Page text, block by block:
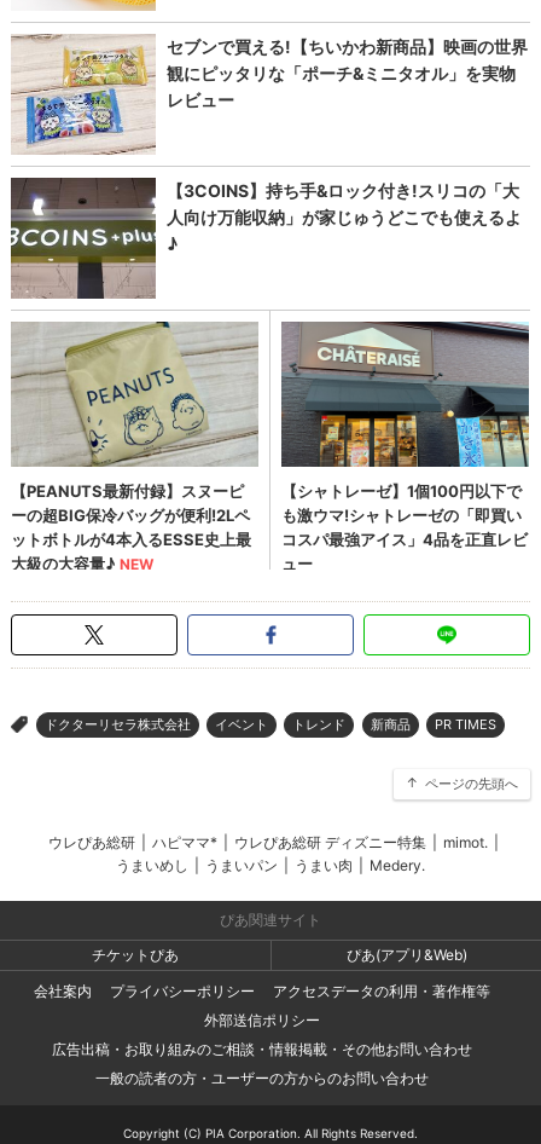
> ドクターリセラ株式会社 イベント トレンド 新商品 PR TIMES
ページの先頭へ
ウレぴあ総研 ハピママ* ウレぴあ総研 ディズニー特集 mimot.
うまいめし
うまいパン うまい肉 Medery.
ぴあ関連サイト
チケットぴあ
ぴあ(アプリ&Web)
会社案内
プライバシーポリシー
アクセスデータの利用・著作権等
外部送信ポリシー
広告出稿・お取り組みのご相談・情報掲載・その他お問い合わせ
一般の読者の方・ユーザーの方からのお問い合わせ
Copyright (C) PIA Corporation. All Rights Reserved.